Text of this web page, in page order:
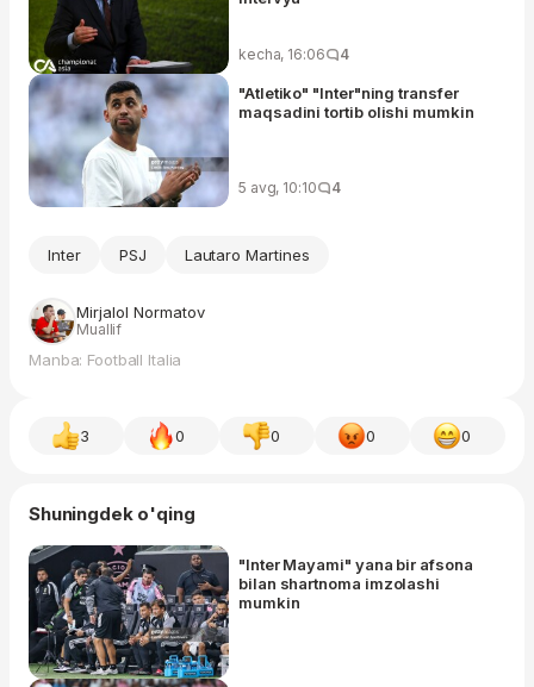
kecha, 16:06 4
"Atletiko" "Inter"ning transfer
maqsadini tortib olishi mumkin
5 avg, 10:10 4
Inter PSJ Lautaro Martines
Mirjalol Normatov
Muallif
Manba: Football Italia
3 0 0 0 0
Shuningdek o'qing
"Inter Mayami" yana bir afsona
bilan shartnoma imzolashi
mumkin